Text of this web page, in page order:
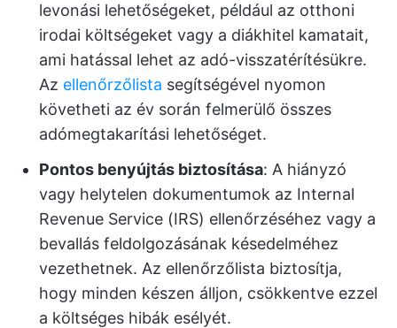
levonási lehetőségeket, például az otthoni
irodai költségeket vagy a diákhitel kamatait,
ami hatással lehet az adó-visszatérítésükre.
Az ellenőrzőlista segítségével nyomon
követheti az év során felmerülő összes
adómegtakarítási lehetőséget.
Pontos benyújtás biztosítása: A hiányzó
vagy helytelen dokumentumok az Internal
Revenue Service (IRS) ellenőrzéséhez vagy a
bevallás feldolgozásának késedelméhez
vezethetnek. Az ellenőrzőlista biztosítja,
hogy minden készen álljon, csökkentve ezzel
a költséges hibák esélyét.